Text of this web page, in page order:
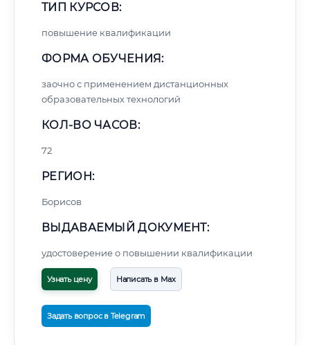
ТИП КУРСОВ:
повышение квалификации
ФОРМА ОБУЧЕНИЯ:
заочно с применением дистанционных
образовательных технологий
КОЛ-ВО ЧАСОВ:
72
РЕГИОН:
Борисов
ВЫДАВАЕМЫЙ ДОКУМЕНТ:
удостоверение о повышении квалификации
Узнать цену Написать в Max
Задать вопрос в Telegram